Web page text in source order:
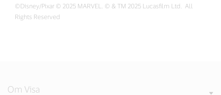
©Disney/Pixar © 2025 MARVEL. © & TM 2025 Lucasfilm Ltd. All
Rights Reserved
Om Visa